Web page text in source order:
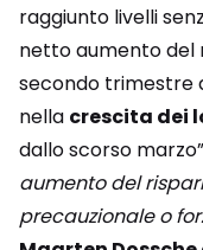
raggiunto livelli
netto aumento del
secondo trimestre
nella crescita dei
dallo scorso
aumento del
precauzionale o